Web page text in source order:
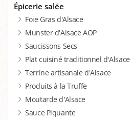
Épicerie salée
Foie Gras d'Alsace
Munster d'Alsace AOP
Saucissons Secs
Plat cuisiné traditionnel d'Alsace
Terrine artisanale d'Alsace
Produits à la Truffe
Moutarde d'Alsace
Sauce Piquante